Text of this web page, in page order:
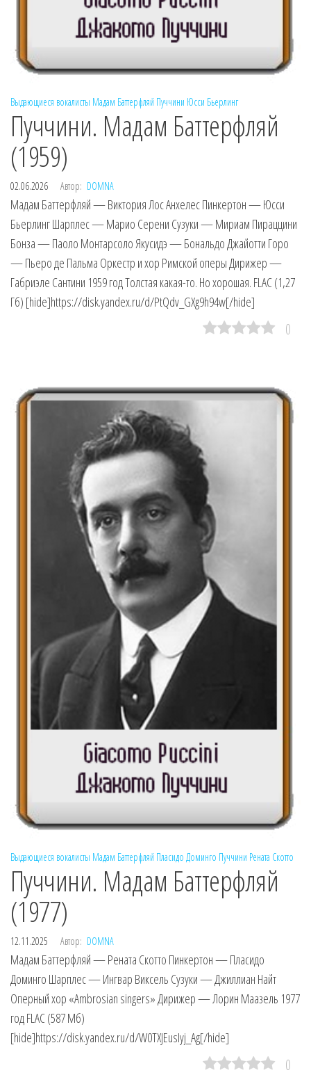
Выдающиеся вокалисты Мадам Баттерфляй Пуччини Юсси Бьерлинг
Пуччини. Мадам Баттерфляй
(1959)
02.06.2026 Автор: DOMNA
Мадам Баттерфляй — Виктория Лос Анхелес Пинкертон — Юсси
Бьерлинг Шарплес — Марио Серени Сузуки — Мириам Пираццини
Бонза — Паоло Монтарсоло Якусидэ — Бональдо Джайотти Горо
— Пьеро де Пальма Оркестр и хор Римской оперы Дирижер —
Габриэле Сантини 1959 год Толстая какая-то. Но хорошая. FLAC (1,27
Гб) [hide]https://disk.yandex.ru/d/PtQdv_GXg9h94w[/hide]
0
Выдающиеся вокалисты Мадам Баттерфляй Пласидо Доминго Пуччини Рената Скотто
Пуччини. Мадам Баттерфляй
(1977)
12.11.2025 Автор: DOMNA
Мадам Баттерфляй — Рената Скотто Пинкертон — Пласидо
Доминго Шарплес — Ингвар Виксель Сузуки — Джиллиан Найт
Оперный хор «Ambrosian singers» Дирижер — Лорин Маазель 1977
год FLAC (587 Мб)
[hide]https://disk.yandex.ru/d/W0TXJEusIyj_Ag[/hide]
0